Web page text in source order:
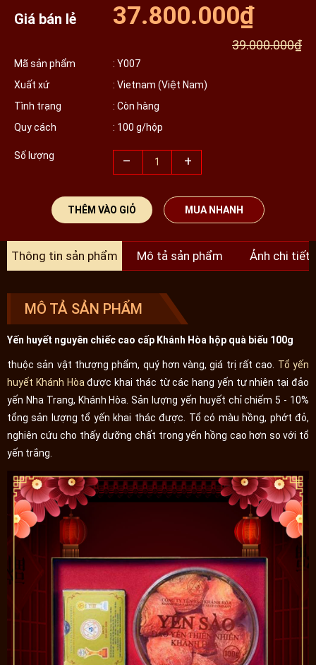
Giá bán lẻ 37.800.000₫
39.000.000₫
Mã sản phẩm
: Y007
Xuất xứ
: Vietnam (Việt Nam)
Tình trạng
: Còn hàng
Quy cách
: 100 g/hộp
Số lượng – +
THÊM VÀO GIỎ MUA NHANH
Thông tin sản phẩm Mô tả sản phẩm Ảnh chi tiết
MÔ TẢ SẢN PHẨM
Yến huyết nguyên chiếc cao cấp Khánh Hòa hộp quà biếu 100g
thuộc sản vật thượng phẩm, quý hơn vàng, giá trị rất cao. Tổ yến
huyết Khánh Hòa được khai thác từ các hang yến tự nhiên tại đảo
yến Nha Trang, Khánh Hòa. Sản lượng yến huyết chỉ chiếm 5 - 10%
tổng sản lượng tổ yến khai thác được. Tổ có màu hồng, phớt đỏ,
nghiên cứu cho thấy dưỡng chất trong yến hồng cao hơn so với tổ
yến trắng.